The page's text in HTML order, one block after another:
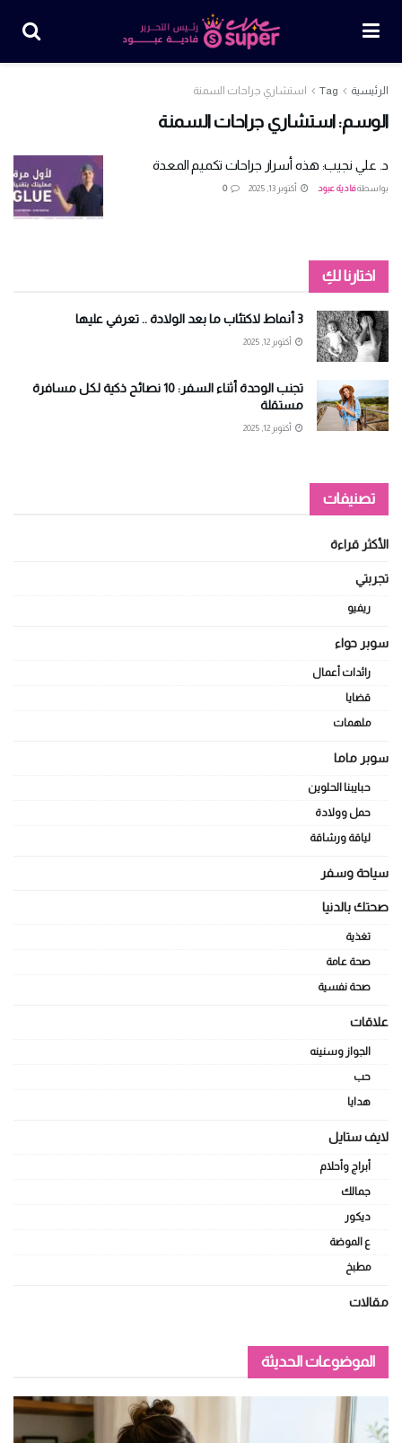
الرئيسية Tag استشاري جراحات السمنة
الوسم:استشاري جراحات السمنة
د. علي نجيب: هذه أسرار جراحات تكميم المعدة
بواسطةفادية عبود أكتوبر 13, 2025 0
اختارنا لكِ
3 أنماط لاكتئاب ما بعد الولادة .. تعرفي عليها
أكتوبر 12, 2025
تجنب الوحدة أثناء السفر: 10 نصائح ذكية لكل مسافرة
مستقلة
أكتوبر 12, 2025
تصنيفات
الأكثر قراءة
تجربتي
ريفيو
سوبر حواء
رائدات أعمال
قضايا
ملهمات
سوبر ماما
حبايبنا الحلوين
حمل وولادة
لياقة ورشاقة
سياحة وسفر
صحتك بالدنيا
تغذية
صحة عامة
صحة نفسية
علاقات
الجواز وسنينه
حب
هدايا
لايف ستايل
أبراج وأحلام
جمالك
ديكور
ع الموضة
مطبخ
مقالات
الموضوعات الحديثة